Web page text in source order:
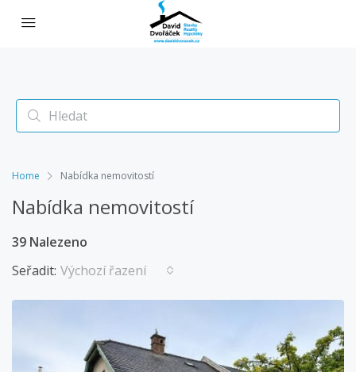
Home Nabídka nemovitostí
Nabídka nemovitostí
39 Nalezeno
Seřadit: Výchozí řazení